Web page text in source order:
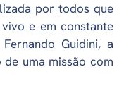
por todos que
e em constante
Guidini, a
uma missão com